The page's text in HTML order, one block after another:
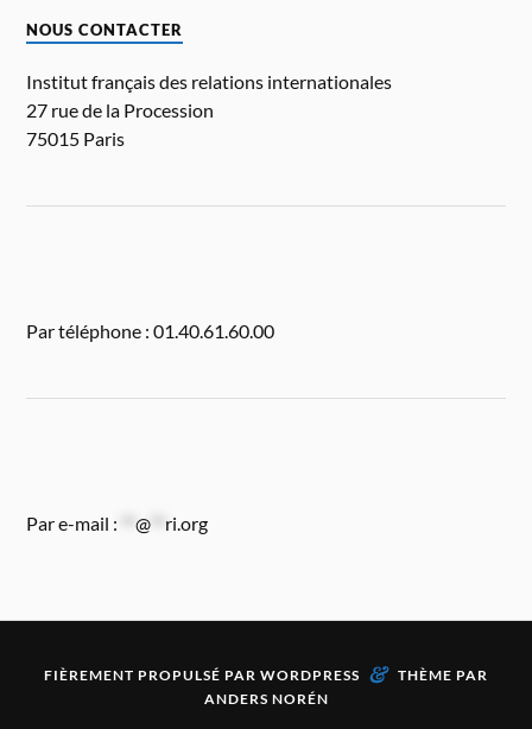
NOUS CONTACTER
Institut français des relations internationales
27 rue de la Procession
75015 Paris
Par téléphone : 01.40.61.60.00
Par e-mail : **@ ri.org
FIÈREMENT PROPULSÉ PAR WORDPRESS & THÈME PAR
ANDERS NORÉN